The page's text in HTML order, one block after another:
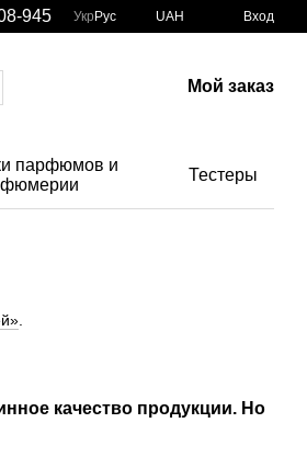
945 Укр Рус UAH Вход
Мой заказ
парфюмов и
Тестеры
качество продукции. Но